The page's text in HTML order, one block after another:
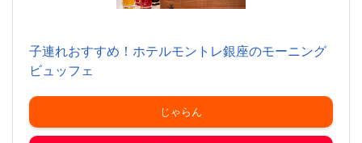
子連れおすすめ！ホテルモントレ銀座のモーニング
ビュッフェ
じゃらん